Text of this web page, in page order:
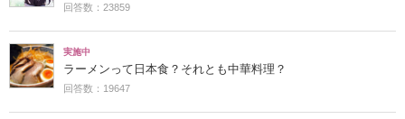
回答数：23859
実施中
ラーメンって日本食？それとも中華料理？
回答数：19647